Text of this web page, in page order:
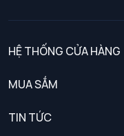
HỆ THỐNG CỬA HÀNG
MUA SẮM
TIN TỨC